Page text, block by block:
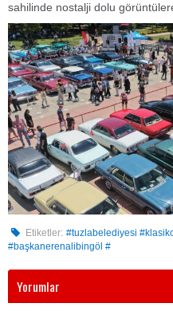
sahilinde nostalji dolu
Etiketler: #tuzlabelediyesi
#başkanerenalibingöl #
Yorumlar